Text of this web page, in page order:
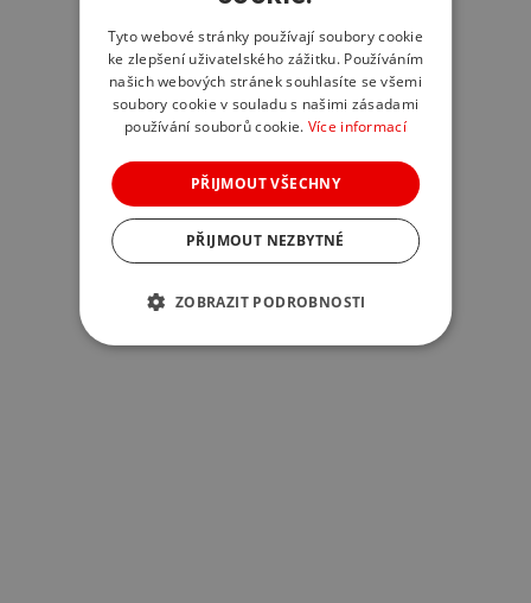
Tyto webové stránky používají soubory cookie
ke zlepšení uživatelského zážitku. Používáním
našich webových stránek souhlasíte se všemi
soubory cookie v souladu s našimi zásadami
používání souborů cookie. Více informací
PŘIJMOUT VŠECHNY
PŘIJMOUT NEZBYTNÉ
ZOBRAZIT PODROBNOSTI